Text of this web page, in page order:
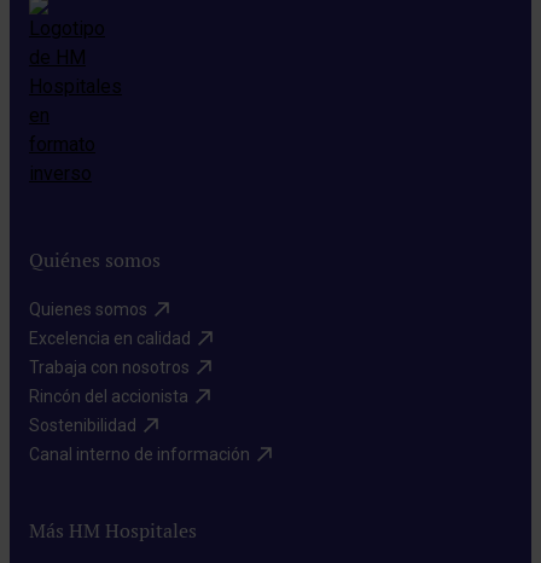
Quiénes somos
Quienes somos​
Excelencia en calidad​
Trabaja con nosotros​
Rincón del accionista​
Sostenibilidad​
Canal interno de información​
Más HM Hospitales